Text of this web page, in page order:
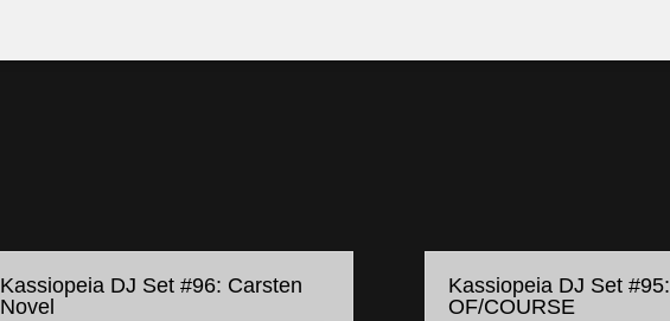
Kassiopeia DJ Set #96: Carsten
Novel
Kassiopeia DJ Set #95:
OF/COURSE